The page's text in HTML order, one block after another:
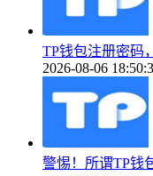
TP钱包注册密码
2026-08-06
警惕！所谓TP钱